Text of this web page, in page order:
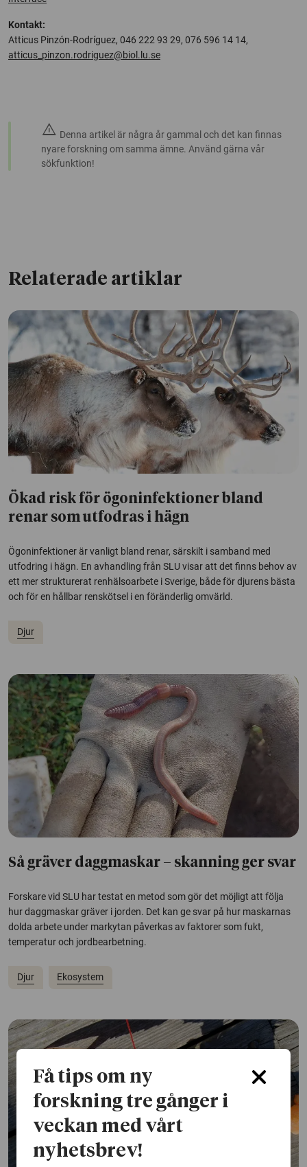
Kontakt:
Atticus Pinzón-Rodríguez, 046 222 93 29, 076 596 14 14,
atticus_pinzon.rodriguez@biol.lu.se
warning Denna artikel är några år gammal och det kan finnas
nyare forskning om samma ämne. Använd gärna vår
sökfunktion!
Relaterade artiklar
Ökad risk för ögoninfektioner bland
renar som utfodras i hägn
Ögoninfektioner är vanligt bland renar, särskilt i samband med
utfodring i hägn. En avhandling från SLU visar att det finns behov av
ett mer strukturerat renhälsoarbete i Sverige, både för djurens bästa
och för en hållbar renskötsel i en föränderlig omvärld.
Djur
Så gräver daggmaskar – skanning ger svar
Forskare vid SLU har testat en metod som gör det möjligt att följa
hur daggmaskar gräver i jorden. Det kan ge svar på hur maskarnas
dolda arbete under markytan påverkas av faktorer som fukt,
temperatur och jordbearbetning.
Djur Ekosystem
Få tips om ny
forskning tre gånger i
veckan med vårt
nyhetsbrev!